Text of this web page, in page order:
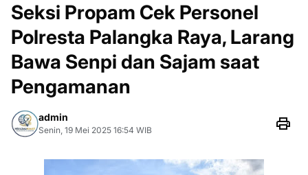
Seksi Propam Cek Personel
Polresta Palangka Raya, Larang
Bawa Senpi dan Sajam saat
Pengamanan
admin
Senin, 19 Mei 2025 16:54 WIB